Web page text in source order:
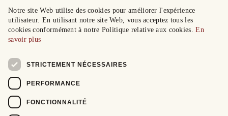
Notre site Web utilise des cookies pour améliorer l'expérience
utilisateur. En utilisant notre site Web, vous acceptez tous les
cookies conformément à notre Politique relative aux cookies.En
savoir plus
STRICTEMENT NÉCESSAIRES
PERFORMANCE
FONCTIONNALITÉ